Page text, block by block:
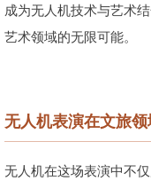
成为无人机技术与艺术
艺术领域的无限可能。
无人机表演在文旅
无人机在这场表演中不